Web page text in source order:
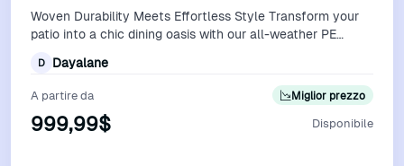
Woven Durability Meets Effortless Style Transform your
patio into a chic dining oasis with our all-weather PE
D Dayalane
A partire da
999,99$
Miglior prezzo
Disponibile